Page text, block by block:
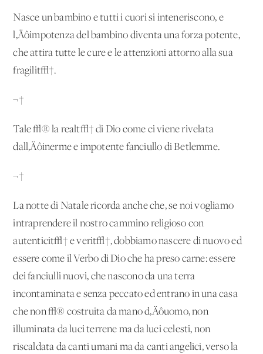
Nasce un bambino e tutti i cuori si inteneriscono, e
l‚Äôimpotenza del bambino diventa una forza potente,
che attira tutte le cure e le attenzioni attorno alla sua
fragilit√†.
¬†
Tale √® la realt√† di Dio come ci viene rivelata
dall‚Äôinerme e impotente fanciullo di Betlemme.
¬†
La notte di Natale ricorda anche che, se noi vogliamo
intraprendere il nostro cammino religioso con
autenticit√† e verit√†, dobbiamo nascere di nuovo ed
essere come il Verbo di Dio che ha preso carne: essere
dei fanciulli nuovi, che nascono da una terra
incontaminata e senza peccato ed entrano in una casa
che non √® costruita da mano d‚Äôuomo, non
illuminata da luci terrene ma da luci celesti, non
riscaldata da canti umani ma da canti angelici, verso la